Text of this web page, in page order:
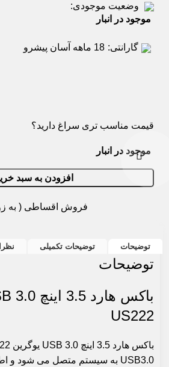
وضعیت موجودی:
موجود در انبار
گارانتی: 18 ماهه آسان پیشرو
قیمت مناسب تری سراغ دارید؟
موجود در انبار
افزودن به سبد
فروش اقساطی ( به
توضیحات توضیحات تکمیلی
توضیحات
US222
باکس